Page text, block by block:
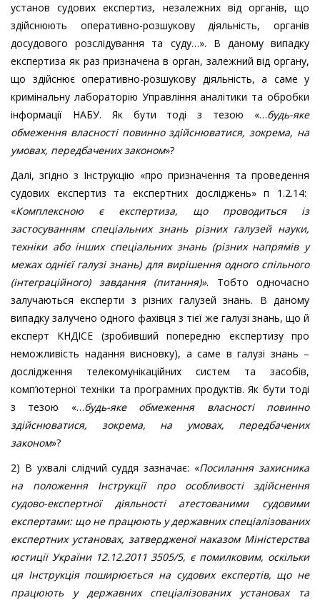
установ судових експертиз, незалежних від органів, що
здійснюють оперативно-розшукову діяльність, органів
досудового розслідування та суду…». В даному випадку
експертиза як раз призначена в орган, залежний від органу,
що здійснює оперативно-розшукову діяльність, а саме у
кримінальну лабораторію Управління аналітики та обробки
інформації НАБУ. Як бути тоді з тезою «…будь-яке
обмеження власності повинно здійснюватися, зокрема, на
умовах, передбачених законом»?
Далі, згідно з Інструкцію «про призначення та проведення
судових експертиз та експертних досліджень» п 1.2.14:
«Комплексною є експертиза, що проводиться із
застосуванням спеціальних знань різних галузей науки,
техніки або інших спеціальних знань (різних напрямів у
межах однієї галузі знань) для вирішення одного спільного
(інтеграційного) завдання (питання)». Тобто одночасно
залучаються експерти з різних галузей знань. В даному
випадку залучено одного фахівця з тієї же галузі знань, що й
експерт КНДІСЕ (зробивший попередню експертизу про
неможливість надання висновку), а саме в галузі знань –
дослідження телекомунікаційних систем та засобів,
комп’ютерної техніки та програмних продуктів. Як бути тоді
з тезою «…будь-яке обмеження власності повинно
здійснюватися, зокрема, на умовах, передбачених
законом»?
2) В ухвалі слідчий суддя зазначає: «Посилання захисника
на положення Інструкції про особливості здійснення
судово-експертної діяльності атестованими судовими
експертами: що не працюють у державних спеціалізованих
експертних установах, затвердженої наказом Міністерства
юстиції України 12.12.2011 3505/5, є помилковим, оскільки
ця Інструкція поширюється на судових експертів, що не
працюють у державних спеціалізованих установах та